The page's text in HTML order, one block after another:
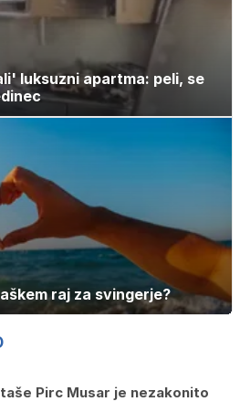
luksuzni apartma: peli, se
raj za svingerje?
Pirc Musar je nezakonito